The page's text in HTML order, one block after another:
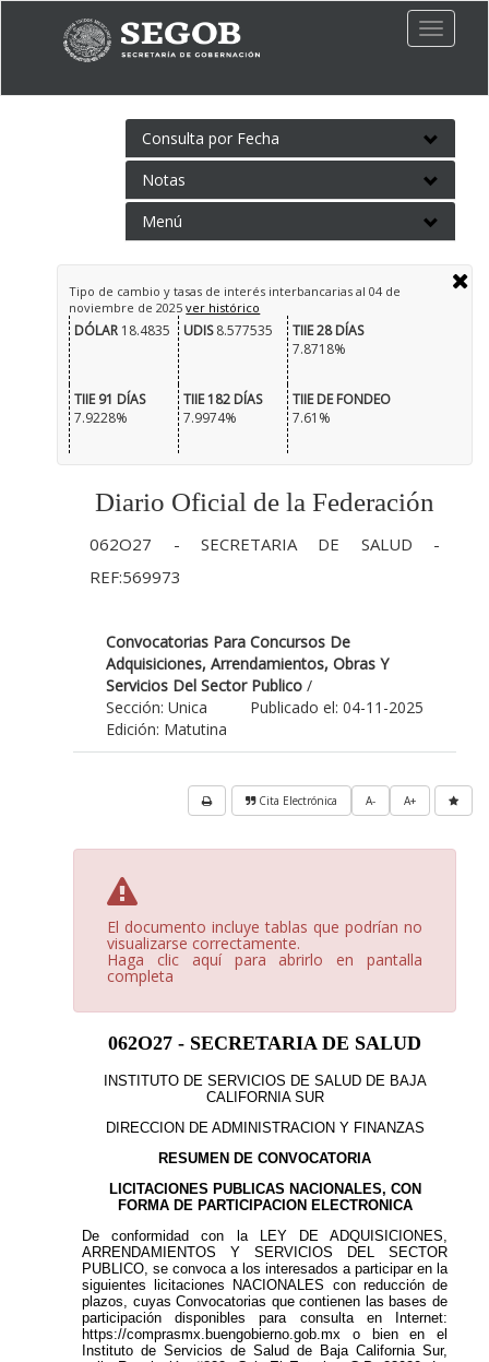
Toggle
Consulta por Fecha
Notas
Menú
Tipo de cambio y tasas de interés interbancarias al 04 de
noviembre de 2025ver histórico
DÓLAR18.4835 UDIS8.577535
TIIE 28 DÍAS
7.8718%
TIIE 91 DÍAS
7.9228%
TIIE 182 DÍAS
7.9974%
TIIE DE FONDEO
7.61%
Diario Oficial de la Federación
062O27 - SECRETARIA DE SALUD -
REF:569973
Convocatorias Para Concursos De
Adquisiciones, Arrendamientos, Obras Y
Servicios Del Sector Publico /
Publicado el: 04-11-2025
Sección: Unica
Edición: Matutina
A+
A-
Cita Electrónica
El documento incluye tablas que podrían no
visualizarse correctamente.
Haga clic aquí para abrirlo en pantalla
completa